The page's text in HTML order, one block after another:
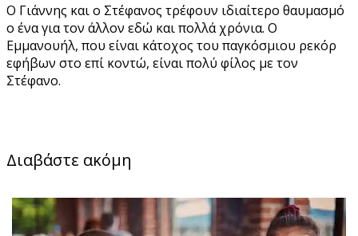
Ο Γιάννης και ο Στέφανος τρέφουν ιδιαίτερο θαυμασμό
ο ένα για τον άλλον εδώ και πολλά χρόνια. Ο
Εμμανουήλ, που είναι κάτοχος του παγκόσμιου ρεκόρ
εφήβων στο επί κοντώ, είναι πολύ φίλος με τον
Στέφανο.
Διαβάστε ακόμη